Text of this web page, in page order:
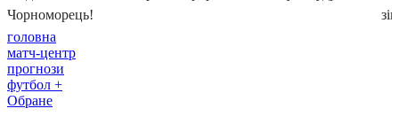
головна
матч-центр
прогнози
футбол +
Обране